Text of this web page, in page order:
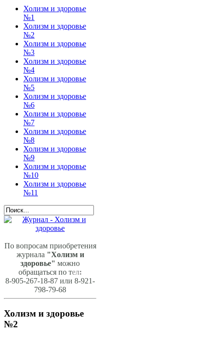
Холизм и здоровье
№1
Холизм и здоровье
№2
Холизм и здоровье
№3
Холизм и здоровье
№4
Холизм и здоровье
№5
Холизм и здоровье
№6
Холизм и здоровье
№7
Холизм и здоровье
№8
Холизм и здоровье
№9
Холизм и здоровье
№10
Холизм и здоровье
№11
По вопросам приобретения
журнала "Холизм и
здоровье" можно
обращаться по тел:
8-905-267-18-87 или 8-921-
798-79-68
Холизм и здоровье
№2